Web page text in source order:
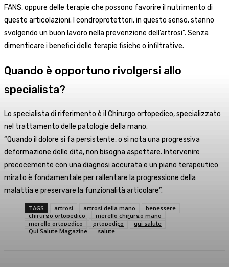
FANS, oppure delle terapie che possono favorire il nutrimento di
queste articolazioni. I condroprotettori, in questo senso, stanno
svolgendo un buon lavoro nella prevenzione dell’artrosi”. Senza
dimenticare i benefici delle terapie fisiche o infiltrative.
Quando è opportuno rivolgersi allo
specialista?
Lo specialista di riferimento è il Chirurgo ortopedico, specializzato
nel trattamento delle patologie della mano.
“Quando il dolore si fa persistente, o si nota una progressiva
deformazione delle dita, non bisogna aspettare. Intervenire
precocemente con una diagnosi accurata e un piano terapeutico
mirato è fondamentale per rallentare la progressione della
malattia e preservare la funzionalità articolare”.
TAGS artrosi artrosi della mano
benessere
chirurgo ortopedico
merello chirurgo mano
merello ortopedico
ortopedico
qui salute
Qui Salute Magazine
salute